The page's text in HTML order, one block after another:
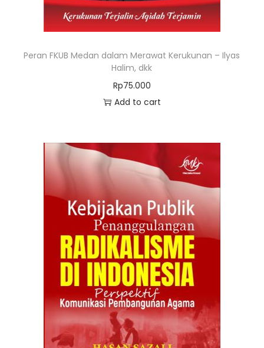
Peran FKUB Medan dalam Merawat Kerukunan – Ilyas
Halim, dkk
Rp75.000
Add to cart